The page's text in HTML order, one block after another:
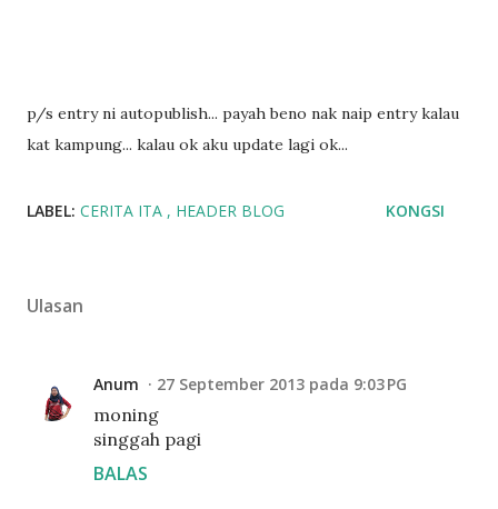
p/s entry ni autopublish... payah beno nak naip entry kalau
kat kampung... kalau ok aku update lagi ok...
LABEL: CERITA ITA HEADER BLOG KONGSI
Ulasan
Anum 27 September 2013 pada 9:03 PG
moning
singgah pagi
BALAS